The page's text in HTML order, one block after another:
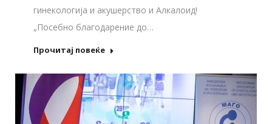
гинекологија и акушерство и Алкалоид!
„Посебно благодарение до…
Прочитај повеќе